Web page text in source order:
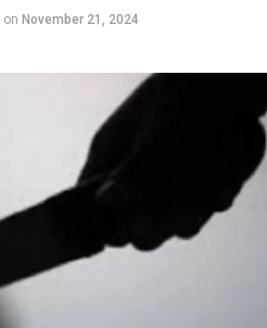
on November 21, 2024